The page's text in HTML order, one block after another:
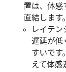
置は、体感
直結します
レイテ
遅延が低
すいです
えて体感